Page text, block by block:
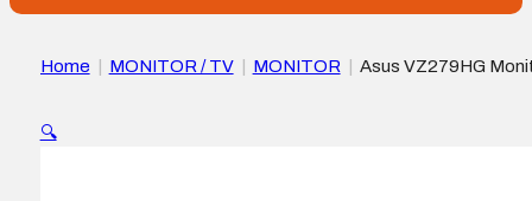
Home MONITOR / TV MONITOR
Asus VZ279HG
🔍